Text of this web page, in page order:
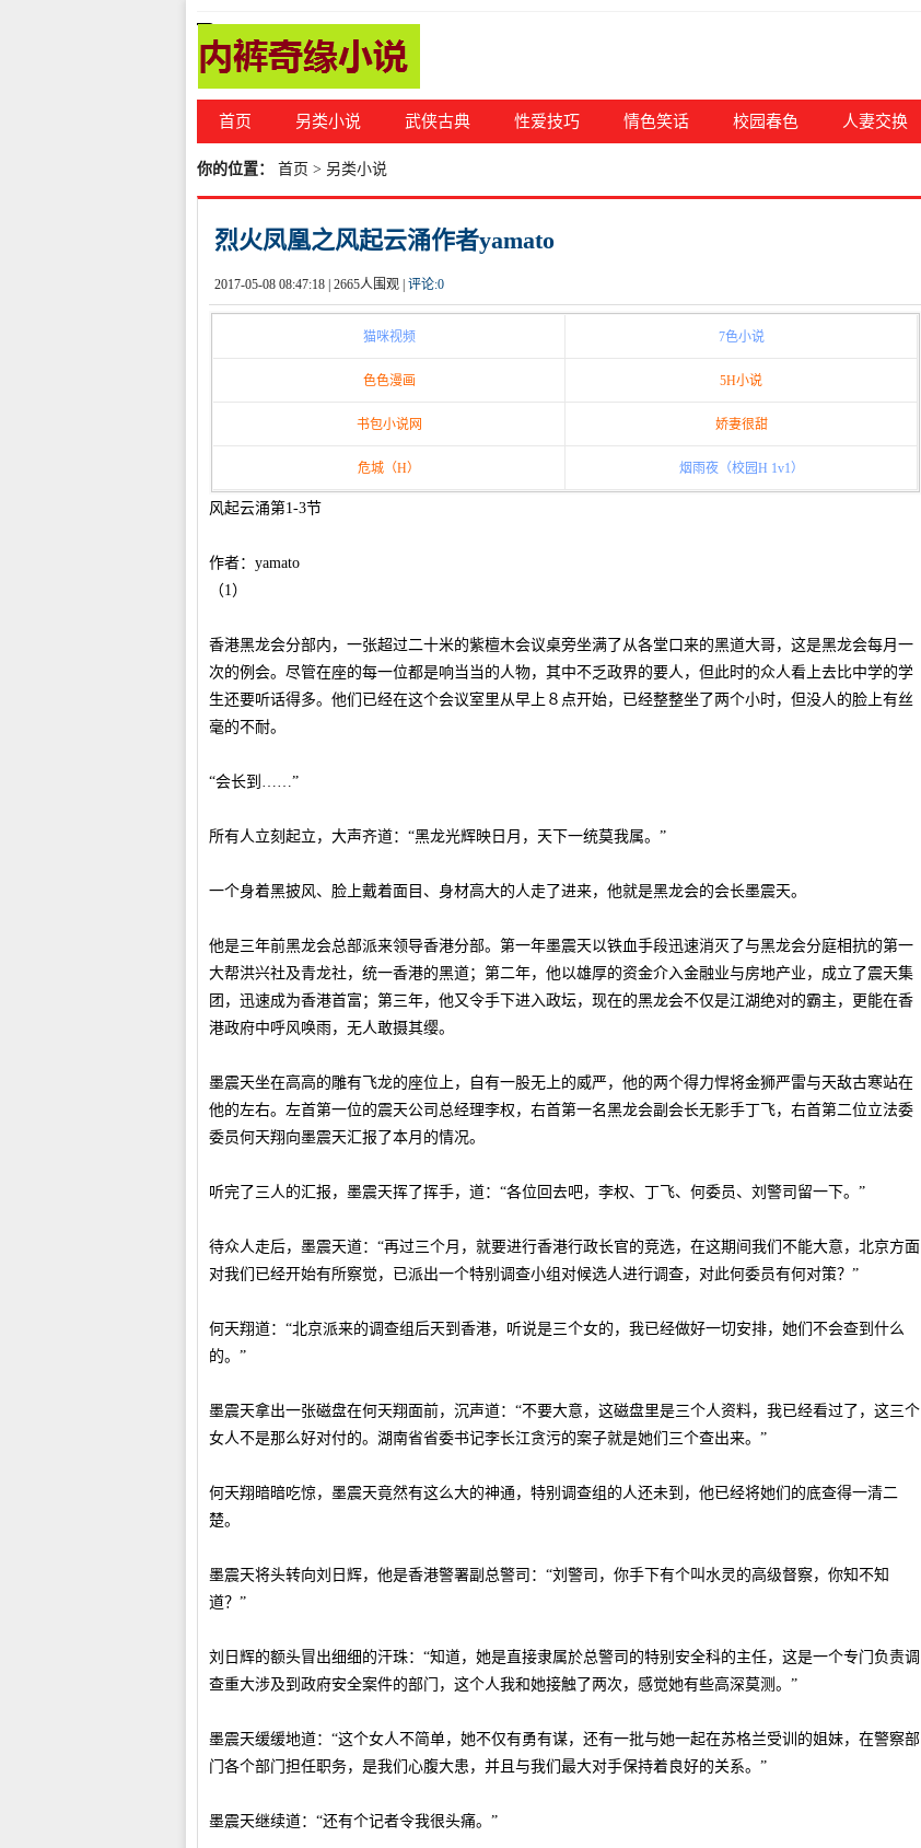
首页 另类小说 武侠古典 性爱技巧 情色笑话 校园春色 人妻交换
你的位置： 首页 > 另类小说
烈火凤凰之风起云涌作者yamato
2017-05-08 08:47:18 | 2665人围观 | 评论:0
猫咪视频 7色小说
色色漫画 5H小说
书包小说网 娇妻很甜
危城（H） 烟雨夜（校园H 1v1）
风起云涌第1-3节
作者：yamato
（1）
香港黑龙会分部内，一张超过二十米的紫檀木会议桌旁坐满了从各堂口来的黑道大哥，这是黑龙会每月一
次的例会。尽管在座的每一位都是响当当的人物，其中不乏政界的要人，但此时的众人看上去比中学的学
生还要听话得多。他们已经在这个会议室里从早上８点开始，已经整整坐了两个小时，但没人的脸上有丝
毫的不耐。
“会长到……”
所有人立刻起立，大声齐道：“黑龙光辉映日月，天下一统莫我属。”
一个身着黑披风、脸上戴着面目、身材高大的人走了进来，他就是黑龙会的会长墨震天。
他是三年前黑龙会总部派来领导香港分部。第一年墨震天以铁血手段迅速消灭了与黑龙会分庭相抗的第一
大帮洪兴社及青龙社，统一香港的黑道；第二年，他以雄厚的资金介入金融业与房地产业，成立了震天集
团，迅速成为香港首富；第三年，他又令手下进入政坛，现在的黑龙会不仅是江湖绝对的霸主，更能在香
港政府中呼风唤雨，无人敢摄其缨。
墨震天坐在高高的雕有飞龙的座位上，自有一股无上的威严，他的两个得力悍将金狮严雷与天敌古寒站在
他的左右。左首第一位的震天公司总经理李权，右首第一名黑龙会副会长无影手丁飞，右首第二位立法委
委员何天翔向墨震天汇报了本月的情况。
听完了三人的汇报，墨震天挥了挥手，道：“各位回去吧，李权、丁飞、何委员、刘警司留一下。”
待众人走后，墨震天道：“再过三个月，就要进行香港行政长官的竞选，在这期间我们不能大意，北京方面
对我们已经开始有所察觉，已派出一个特别调查小组对候选人进行调查，对此何委员有何对策？”
何天翔道：“北京派来的调查组后天到香港，听说是三个女的，我已经做好一切安排，她们不会查到什么
的。”
墨震天拿出一张磁盘在何天翔面前，沉声道：“不要大意，这磁盘里是三个人资料，我已经看过了，这三个
女人不是那么好对付的。湖南省省委书记李长江贪污的案子就是她们三个查出来。”
何天翔暗暗吃惊，墨震天竟然有这么大的神通，特别调查组的人还未到，他已经将她们的底查得一清二
楚。
墨震天将头转向刘日辉，他是香港警署副总警司：“刘警司，你手下有个叫水灵的高级督察，你知不知
道？”
刘日辉的额头冒出细细的汗珠：“知道，她是直接隶属於总警司的特别安全科的主任，这是一个专门负责调
查重大涉及到政府安全案件的部门，这个人我和她接触了两次，感觉她有些高深莫测。”
墨震天缓缓地道：“这个女人不简单，她不仅有勇有谋，还有一批与她一起在苏格兰受训的姐妹，在警察部
门各个部门担任职务，是我们心腹大患，并且与我们最大对手保持着良好的关系。”
墨震天继续道：“还有个记者令我很头痛。”